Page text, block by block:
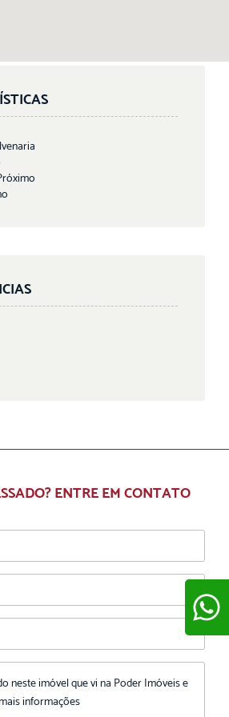
ENTRE EM CONTATO
ENVIAR